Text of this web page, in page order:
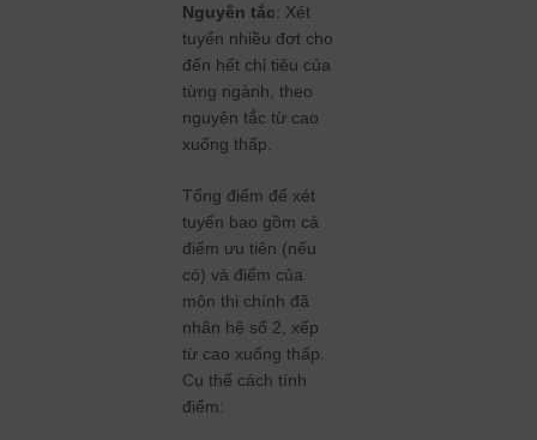
Nguyên tắc: Xét
tuyển nhiều đợt cho
đến hết chỉ tiêu của
từng ngành, theo
nguyên tắc từ cao
xuống thấp.
Tổng điểm để xét
tuyển bao gồm cả
điểm ưu tiên (nếu
có) và điểm của
môn thi chính đã
nhân hệ số 2, xếp
từ cao xuống thấp.
Cụ thể cách tính
điểm: